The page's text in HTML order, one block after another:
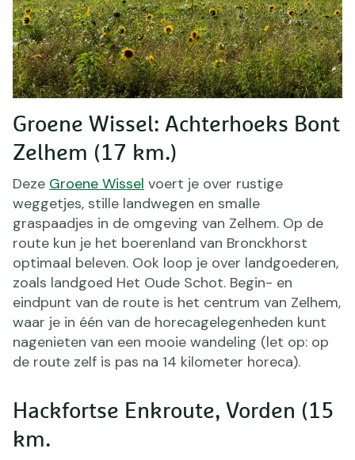
Groene Wissel: Achterhoeks Bont
Zelhem (17 km.)
Deze Groene Wissel voert je over rustige
weggetjes, stille landwegen en smalle
graspaadjes in de omgeving van Zelhem. Op de
route kun je het boerenland van Bronckhorst
optimaal beleven. Ook loop je over landgoederen,
zoals landgoed Het Oude Schot. Begin- en
eindpunt van de route is het centrum van Zelhem,
waar je in één van de horecagelegenheden kunt
nagenieten van een mooie wandeling (let op: op
de route zelf is pas na 14 kilometer horeca).
Hackfortse Enkroute, Vorden (15
km.